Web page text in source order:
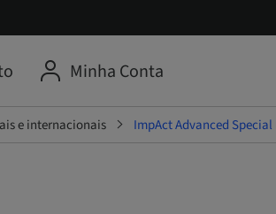
Minha Conta
e internacionais ImpAct Advanced